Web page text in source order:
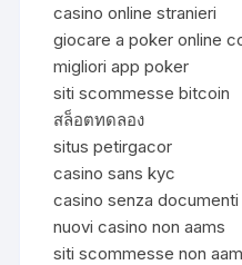
casino online stranieri
giocare a poker online
migliori app poker
siti scommesse bitcoin
สล็อตทดลอง
situs petirgacor
casino sans kyc
casino senza documenti
nuovi casino non aams
siti scommesse non